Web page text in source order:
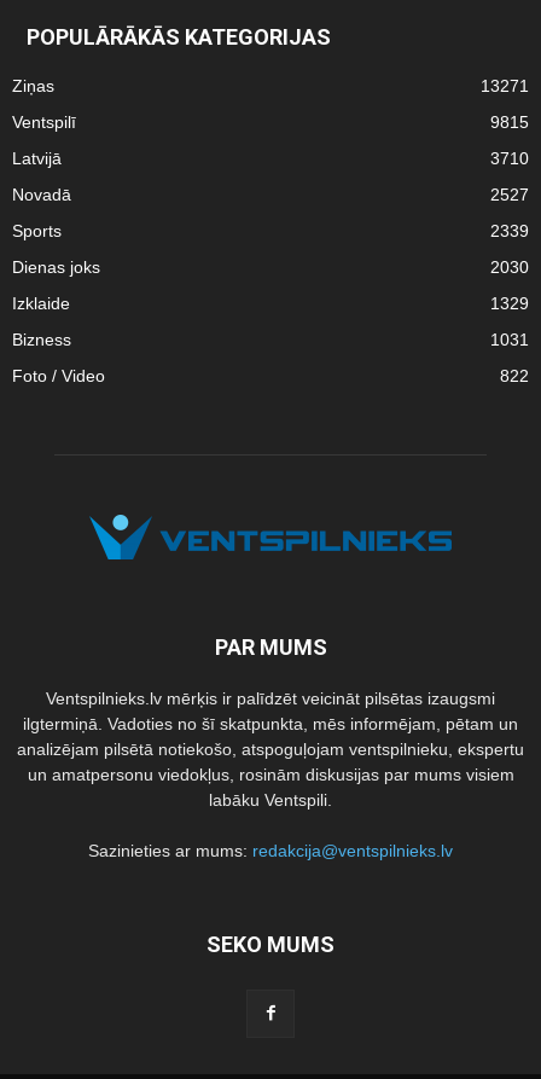
POPULĀRĀKĀS KATEGORIJAS
Ziņas
13271
Ventspilī
9815
Latvijā
3710
Novadā
2527
Sports
2339
Dienas joks
2030
Izklaide
1329
Bizness
1031
Foto / Video
822
PAR MUMS
Ventspilnieks.lv mērķis ir palīdzēt veicināt pilsētas izaugsmi
ilgtermiņā. Vadoties no šī skatpunkta, mēs informējam, pētam un
analizējam pilsētā notiekošo, atspoguļojam ventspilnieku, ekspertu
un amatpersonu viedokļus, rosinām diskusijas par mums visiem
labāku Ventspili.
Sazinieties ar mums: redakcija@ventspilnieks.lv
SEKO MUMS